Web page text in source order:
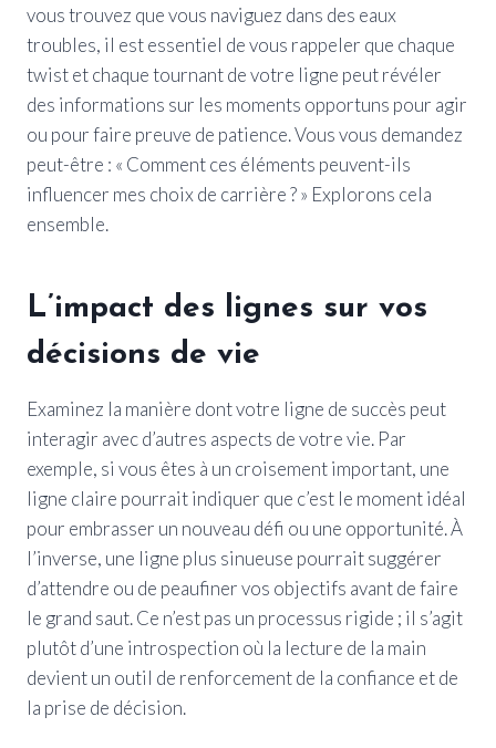
vous trouvez que vous naviguez dans des eaux
troubles, il est essentiel de vous rappeler que chaque
twist et chaque tournant de votre ligne peut révéler
des informations sur les moments opportuns pour agir
ou pour faire preuve de patience. Vous vous demandez
peut-être : « Comment ces éléments peuvent-ils
influencer mes choix de carrière ? » Explorons cela
ensemble.
L’impact des lignes sur vos
décisions de vie
Examinez la manière dont votre ligne de succès peut
interagir avec d’autres aspects de votre vie. Par
exemple, si vous êtes à un croisement important, une
ligne claire pourrait indiquer que c’est le moment idéal
pour embrasser un nouveau défi ou une opportunité. À
l’inverse, une ligne plus sinueuse pourrait suggérer
d’attendre ou de peaufiner vos objectifs avant de faire
le grand saut. Ce n’est pas un processus rigide ; il s’agit
plutôt d’une introspection où la lecture de la main
devient un outil de renforcement de la confiance et de
la prise de décision.